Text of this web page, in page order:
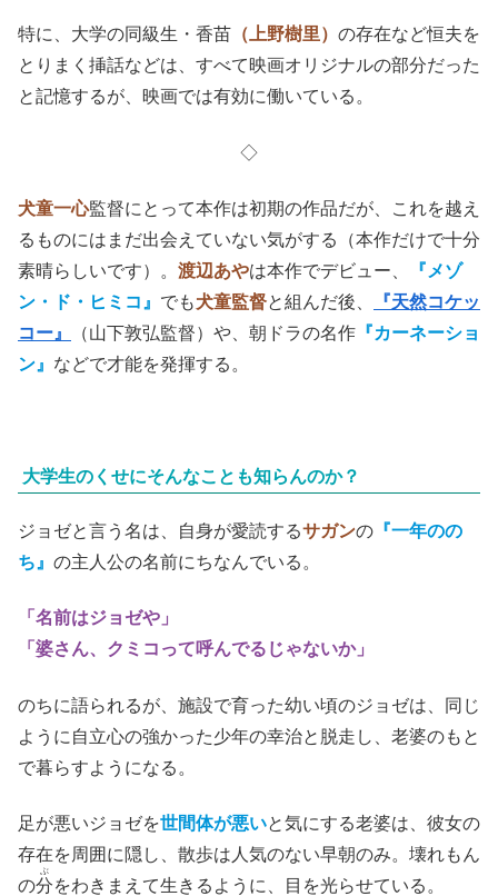
特に、大学の同級生・香苗 （上野樹里） の存在など恒夫を
とりまく挿話などは、すべて映画オリジナルの部分だった
と記憶するが、映画では有効に働いている。
◇
犬童一心監督にとって本作は初期の作品だが、これを越え
るものにはまだ出会えていない気がする（本作だけで十分
素晴らしいです）。 渡辺あやは本作でデビュー、
『メゾ
ン・ド・ヒミコ』 でも犬童監督と組んだ後、
『天然コケッ
コー』
（山下敦弘監督）や、朝ドラの名作 『カーネーショ
ン』 などで才能を発揮する。
大学生のくせにそんなことも知らんのか？
ジョゼと言う名は、自身が愛読するサガンの 『一年のの
ち』 の主人公の名前にちなんでいる。
「名前はジョゼや」
「婆さん、クミコって呼んでるじゃないか」
のちに語られるが、施設で育った幼い頃のジョゼは、同じ
ように自立心の強かった少年の幸治と脱走し、老婆のもと
で暮らすようになる。
足が悪いジョゼを世間体が悪いと気にする老婆は、彼女の
存在を周囲に隠し、散歩は人気のない早朝のみ。壊れもん
の分
ぶ
をわきまえて生きるように、目を光らせている。